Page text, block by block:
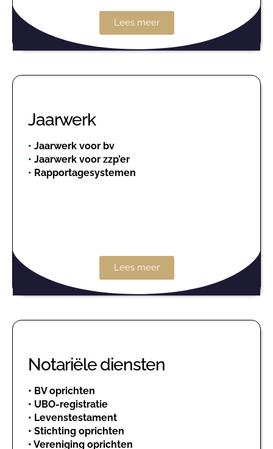
Lees meer
Jaarwerk
• Jaarwerk voor bv
• Jaarwerk voor zzp’er
• Rapportagesystemen
Lees meer
Notariële diensten
• BV oprichten
• UBO-registratie
• Levenstestament
• Stichting oprichten
• Vereniging oprichten